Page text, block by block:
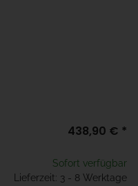
438,90 € *
Sofort verfügbar
Lieferzeit: 3 - 8 Werktage